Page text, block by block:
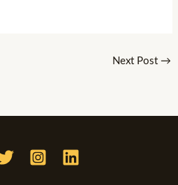
Next Post →